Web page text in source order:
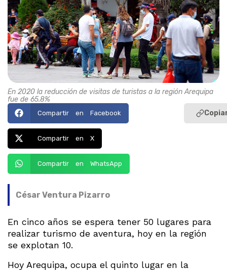
En 2020 la reducción de visitas de turistas a la región Arequipa
fue de 65.8%
Compartir en Facebook
Compartir en X
Compartir en WhatsApp
César Ventura Pizarro
En cinco años se espera tener 50 lugares para
realizar turismo de aventura, hoy en la región
se explotan 10.
Hoy Arequipa, ocupa el quinto lugar en la